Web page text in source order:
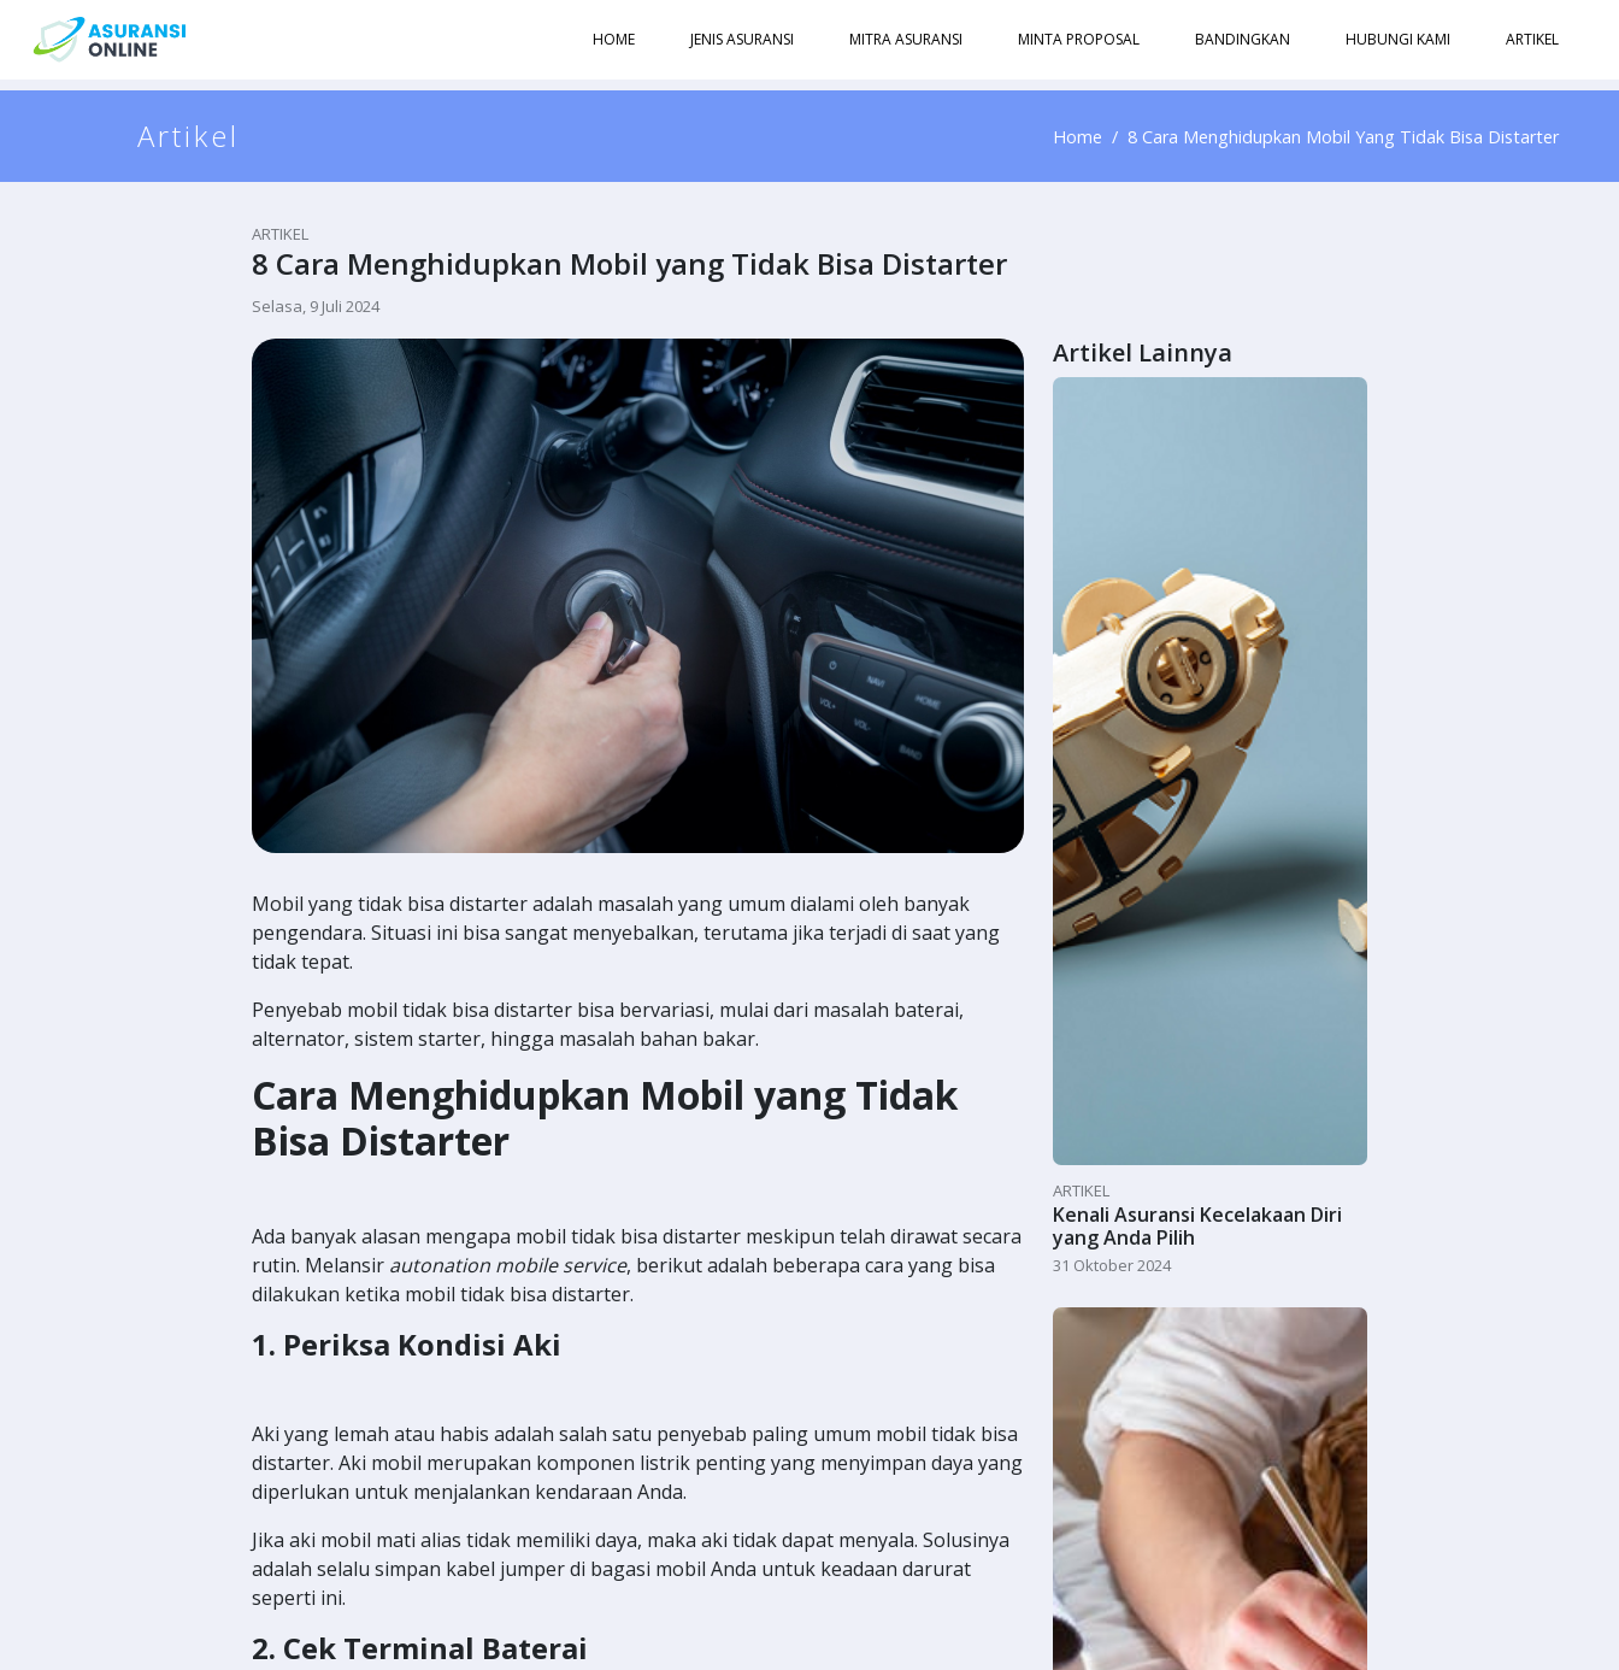
HOME JENIS ASURANSI MITRA ASURANSI MINTA PROPOSAL BANDINGKAN HUBUNGI KAMI ARTIKEL
Artikel Home 8 Cara Menghidupkan Mobil Yang Tidak Bisa Distarter
ARTIKEL
8 Cara Menghidupkan Mobil yang Tidak Bisa Distarter
Selasa, 9 Juli 2024
Mobil yang tidak bisa distarter adalah masalah yang umum dialami oleh banyak
pengendara. Situasi ini bisa sangat menyebalkan, terutama jika terjadi di saat yang
tidak tepat.
Penyebab mobil tidak bisa distarter bisa bervariasi, mulai dari masalah baterai,
alternator, sistem starter, hingga masalah bahan bakar.
Cara Menghidupkan Mobil yang Tidak
Bisa Distarter
Ada banyak alasan mengapa mobil tidak bisa distarter meskipun telah dirawat secara
rutin. Melansir autonation mobile service, berikut adalah beberapa cara yang bisa
dilakukan ketika mobil tidak bisa distarter.
1. Periksa Kondisi Aki
Aki yang lemah atau habis adalah salah satu penyebab paling umum mobil tidak bisa
distarter. Aki mobil merupakan komponen listrik penting yang menyimpan daya yang
diperlukan untuk menjalankan kendaraan Anda.
Jika aki mobil mati alias tidak memiliki daya, maka aki tidak dapat menyala. Solusinya
adalah selalu simpan kabel jumper di bagasi mobil Anda untuk keadaan darurat
seperti ini.
2. Cek Terminal Baterai
Artikel Lainnya
ARTIKEL
Kenali Asuransi Kecelakaan Diri
yang Anda Pilih
31 Oktober 2024